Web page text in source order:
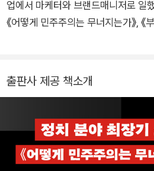
서상을 수상했다.
업에서 마케터와 브랜드매니저로 일
《어떻게 민주주의는 무너지는가》, 《
출판사 제공 책소개